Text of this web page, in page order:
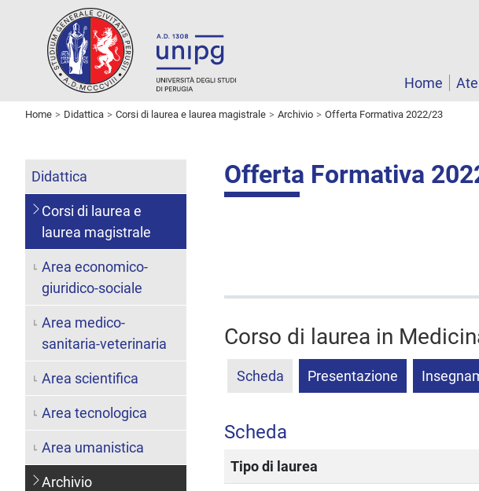
Home
Home Didattica Corsi di laurea e laurea magistrale Archivio Offerta Formativa 2022/23
Offerta Formativa
Corso di laurea in
Scheda Presentazione
Scheda
Tipo di laurea
Didattica
Corsi di laurea e
laurea magistrale
Area economico-
giuridico-sociale
Area medico-
sanitaria-veterinaria
Area scientifica
Area tecnologica
Area umanistica
Archivio